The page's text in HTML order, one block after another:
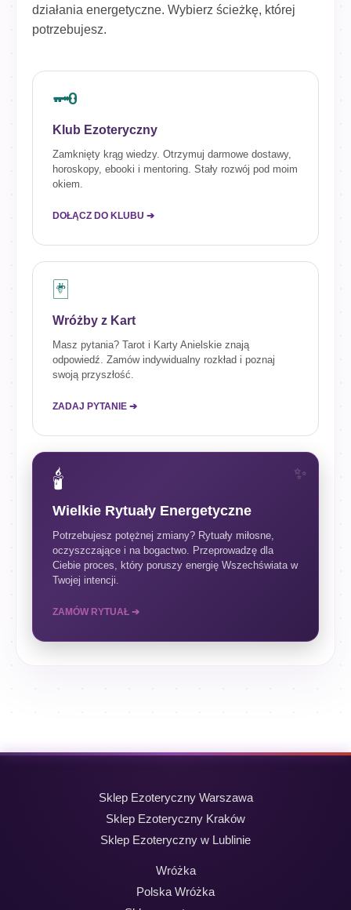
działania energetyczne. Wybierz ścieżkę, której
potrzebujesz.
🗝️
Klub Ezoteryczny
Zamknięty krąg wiedzy. Otrzymuj darmowe dostawy,
horoskopy, ebooki i mentoring. Stały rozwój pod moim
okiem.
DOŁĄCZ DO KLUBU ➔
🃏
Wróżby z Kart
Masz pytania? Tarot i Karty Anielskie znają
odpowiedź. Zamów indywidualny rozkład i poznaj
swoją przyszłość.
ZADAJ PYTANIE ➔
🕯️
Wielkie Rytuały Energetyczne
Potrzebujesz potężnej zmiany? Rytuały miłosne,
oczyszczające i na bogactwo. Przeprowadzę dla
Ciebie proces, który poruszy energię Wszechświata w
Twojej intencji.
ZAMÓW RYTUAŁ ➔
Sklep Ezoteryczny Warszawa
Sklep Ezoteryczny Kraków
Sklep Ezoteryczny w Lublinie
Wróżka
Polska Wróżka